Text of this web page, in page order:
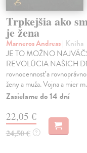
Trpkejšia ako
je žena
Marneros Andreas| Kniha
JE TO MOŽNO
REVOLÚCIA NAŠICH
rovnocennosť a
ženy a muža. Vojna a mier
Zasielame do 14 dní
22,05 €
24,50 € ?